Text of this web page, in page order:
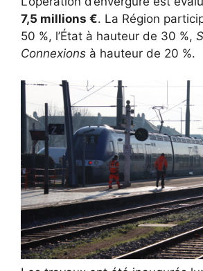
7,5 millions €. La Région
50 %, l’État à hauteur de 30 %,
Connexions à hauteur de 20 %.